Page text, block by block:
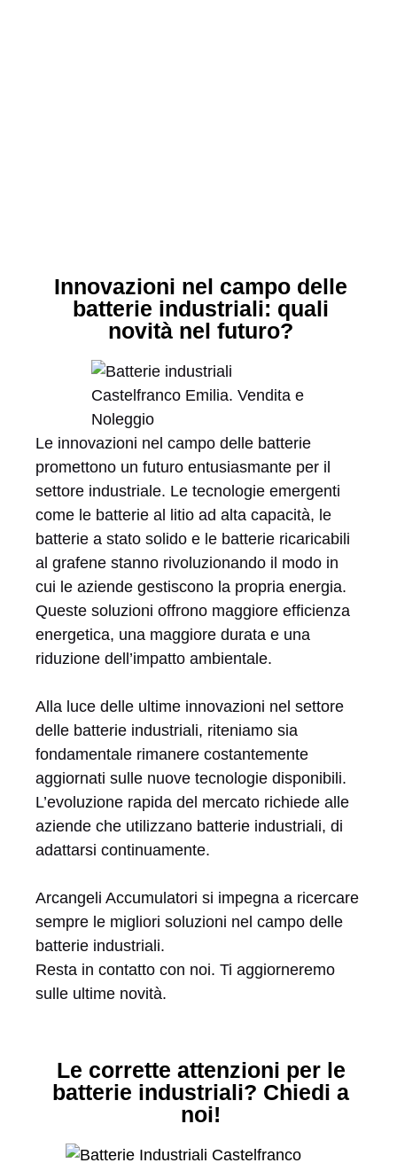
Innovazioni nel campo delle
batterie industriali: quali
novità nel futuro?
Le innovazioni nel campo delle batterie
promettono un futuro entusiasmante per il
settore industriale. Le tecnologie emergenti
come le batterie al litio ad alta capacità, le
batterie a stato solido e le batterie ricaricabili
al grafene stanno rivoluzionando il modo in
cui le aziende gestiscono la propria energia.
Queste soluzioni offrono maggiore efficienza
energetica, una maggiore durata e una
riduzione dell’impatto ambientale.
Alla luce delle ultime innovazioni nel settore
delle batterie industriali, riteniamo sia
fondamentale rimanere costantemente
aggiornati sulle nuove tecnologie disponibili.
L’evoluzione rapida del mercato richiede alle
aziende che utilizzano batterie industriali, di
adattarsi continuamente.
Arcangeli Accumulatori si impegna a ricercare
sempre le migliori soluzioni nel campo delle
batterie industriali.
Resta in contatto con noi. Ti aggiorneremo
sulle ultime novità.
Le corrette attenzioni per le
batterie industriali? Chiedi a
noi!